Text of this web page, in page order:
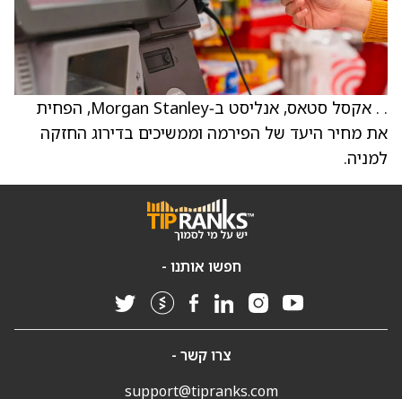
. . אקסל סטאס, אנליסט ב‑Morgan Stanley, הפחית
את מחיר היעד של הפירמה וממשיכים בדירוג החזקה
למניה.
חפשו אותנו -
צרו קשר -
support@tipranks.com